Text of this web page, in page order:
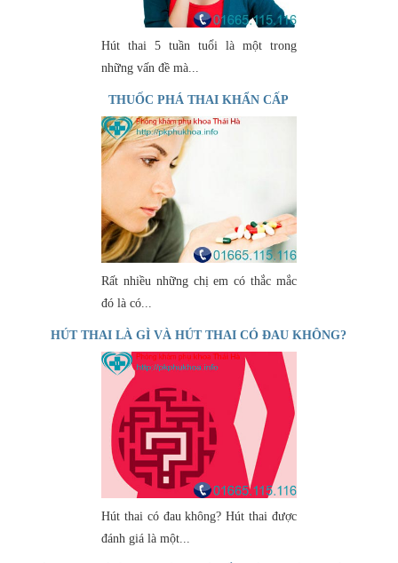
Hút thai 5 tuần tuổi là một trong
những vấn đề mà...
THUỐC PHÁ THAI KHẨN CẤP
Rất nhiều những chị em có thắc mắc
đó là có...
HÚT THAI LÀ GÌ VÀ HÚT THAI CÓ ĐAU KHÔNG?
Hút thai có đau không? Hút thai được
đánh giá là một...